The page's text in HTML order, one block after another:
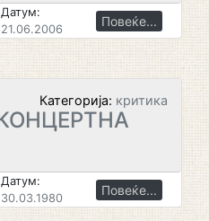
Датум:
21.06.2006
Повеќе...
Категорија: критика
Датум:
30.03.1980
Повеќе...